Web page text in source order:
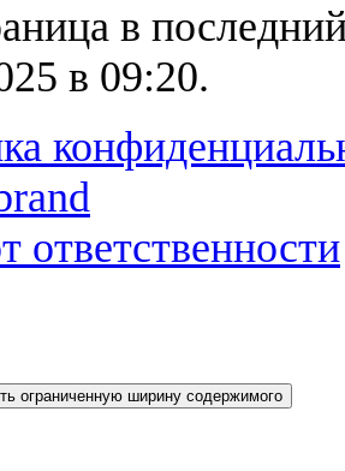
в
в 09:20.
ответственности
ограниченную ширину содержимого